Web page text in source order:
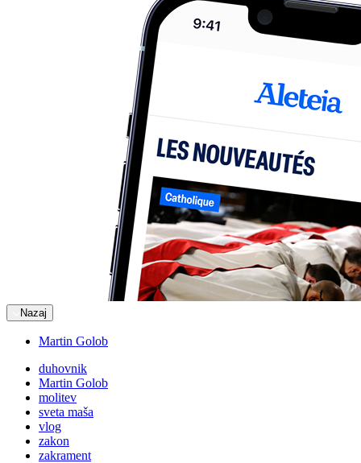
Nazaj
Martin Golob
duhovnik
Martin Golob
molitev
sveta maša
vlog
zakon
zakrament